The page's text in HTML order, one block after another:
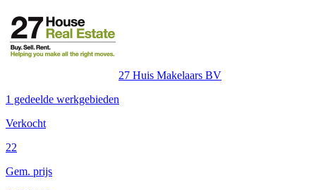
27 Huis Makelaars BV
1 gedeelde werkgebieden
Verkocht
22
Gem. prijs